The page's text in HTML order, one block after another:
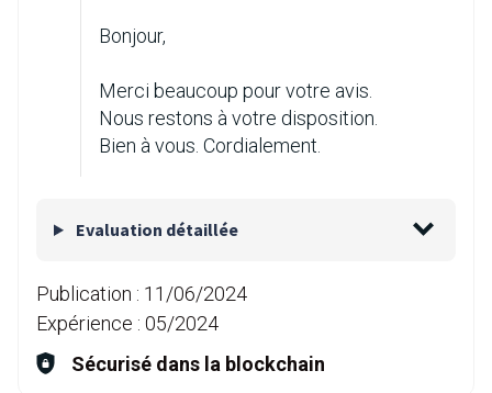
Bonjour,
Merci beaucoup pour votre avis.
Nous restons à votre disposition.
Bien à vous. Cordialement.
Evaluation détaillée
Publication : 11/06/2024
Expérience : 05/2024
Sécurisé dans la blockchain